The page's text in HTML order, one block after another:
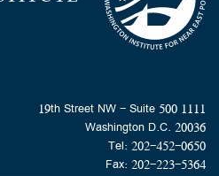
Homepage
1111 19th Street NW - Suite 500
Washington D.C. 20036
Tel: 202-452-0650
Fax: 202-223-5364